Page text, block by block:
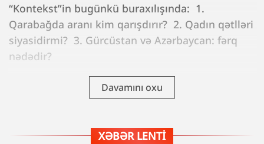
“Kontekst”in bugünkü buraxılışında: 1.
Qarabağda aranı kim qarışdırır? 2. Qadın qətlləri
siyasidirmi? 3. Gürcüstan və Azərbaycan: fərq
nədədir?
Davamını oxu
XƏBƏR LENTI